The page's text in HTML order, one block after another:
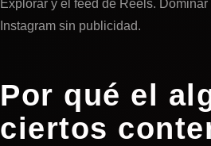
Explorar y el feed de Reels.
Instagram sin publicidad.
Por qué el
ciertos